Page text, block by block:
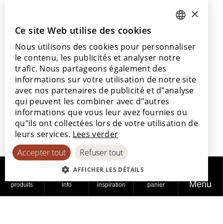
produits info inspiration panier Menu
Notre salle d’exposition
Nos points de vente
Avec le soutien de
© 2026
Politique de
Politique en
Déclaration
ENGLISH
FRENCH
SPANISH
×
Ce site Web utilise des cookies
Nous utilisons des cookies pour personnaliser
le contenu, les publicités et analyser notre
trafic. Nous partageons également des
informations sur votre utilisation de notre site
avec nos partenaires de publicité et d"analyse
qui peuvent les combiner avec d"autres
informations que vous leur avez fournies ou
qu"ils ont collectées lors de votre utilisation de
leurs services. Lees verder
Accepter tout
Refuser tout
AFFICHER LES DÉTAILS